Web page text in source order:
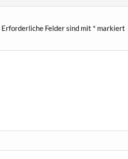
Erforderliche Felder sind mit * markiert